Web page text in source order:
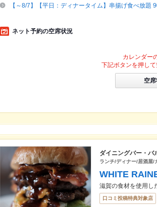
【～8/7】【平日：ディナータイム】串揚げ食べ放題
ネット予約の空席状況
カレンダー
下記ボタンを押して
空
ダイニングバー・バ
ランチ/ディナー/居酒屋/
WHITE
滋賀の食材を使用
口コミ投稿特典対象店